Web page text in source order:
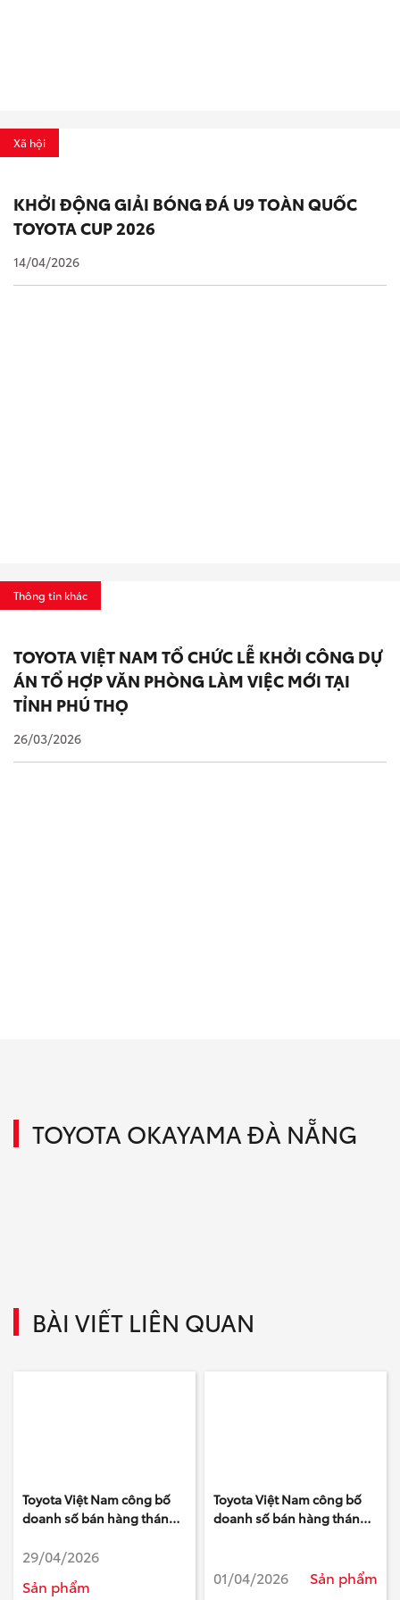
Xã hội
KHỞI ĐỘNG GIẢI BÓNG ĐÁ U9 TOÀN QUỐC
TOYOTA CUP 2026
14/04/2026
Thông tin khác
TOYOTA VIỆT NAM TỔ CHỨC LỄ KHỞI CÔNG DỰ
ÁN TỔ HỢP VĂN PHÒNG LÀM VIỆC MỚI TẠI
TỈNH PHÚ THỌ
26/03/2026
TOYOTA OKAYAMA ĐÀ NẴNG
BÀI VIẾT LIÊN QUAN
Toyota Việt Nam công bố
doanh số bán hàng tháng
29/04/2026
Sản phẩm
Toyota Việt Nam công bố
doanh số bán hàng tháng
01/04/2026 Sản phẩm